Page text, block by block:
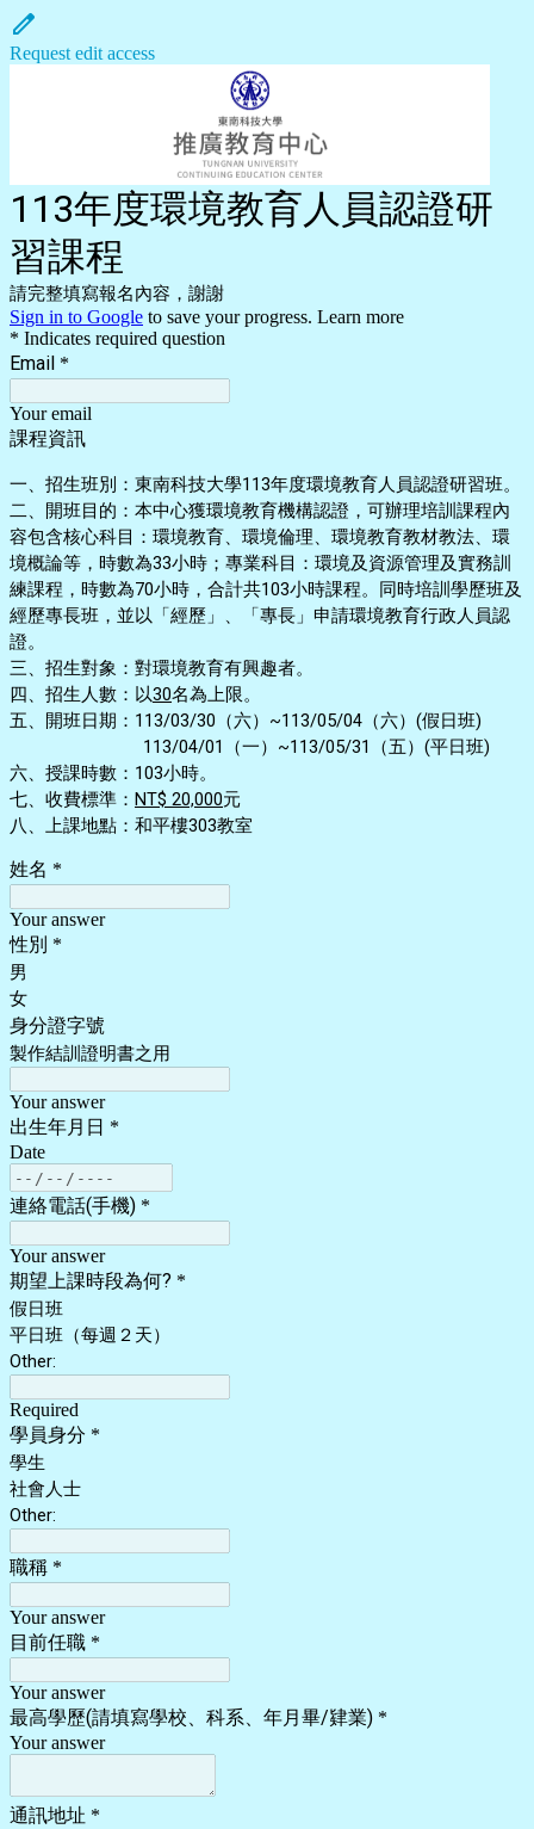
Request edit access
113年度環境教育人員認證研
習課程
請完整填寫報名內容，謝謝
Sign in to Google to save your progress. Learn more
* Indicates required question
Email *
Your email
課程資訊
一、招生班別：東南科技大學113年度環境教育人員認證研習班。
二、開班目的：本中心獲環境教育機構認證，可辦理培訓課程內
容包含核心科目：環境教育、環境倫理、環境教育教材教法、環
境概論等，時數為33小時；專業科目：環境及資源管理及實務訓
練課程，時數為70小時，合計共103小時課程。同時培訓學歷班及
經歷專長班，並以「經歷」、「專長」申請環境教育行政人員認
證。
三、招生對象：對環境教育有興趣者。
四、招生人數：以30名為上限。
五、開班日期：113/03/30（六）~113/05/04（六）(假日班)
113/04/01（一）~113/05/31（五）(平日班)
六、授課時數：103小時。
七、收費標準： NT$ 20,000元
八、上課地點：和平樓303教室
姓名 *
Your answer
性別 *
男
女
身分證字號
製作結訓證明書之用
Your answer
出生年月日 *
Date
連絡電話(手機) *
Your answer
期望上課時段為何? *
假日班
平日班（每週２天）
Other:
Required
學員身分 *
學生
社會人士
Other:
職稱 *
Your answer
目前任職 *
Your answer
最高學歷(請填寫學校、科系、年月畢/肄業) *
Your answer
通訊地址 *